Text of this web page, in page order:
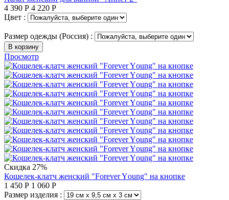
4 390 Р 4 220 Р
Цвет :
Размер одежды (Россия) :
В корзину
Просмотр
Скидка 27%
Кошелек-клатч женский "Forever Yоung" на кнопке
1 450 Р 1 060 Р
Размер изделия :